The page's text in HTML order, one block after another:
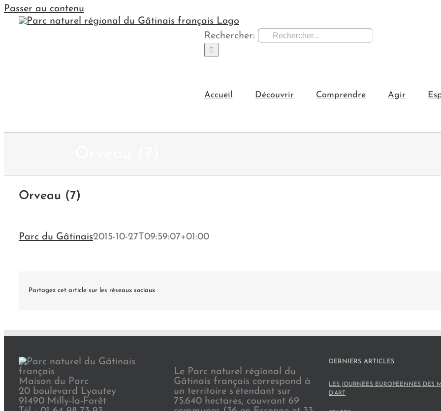
Passer au contenu
Rechercher:
Accueil Découvrir Comprendre Agir
Orveau (7)
Parc du Gâtinais2015-10-27T09:59:07+01:00
Partagez cet article sur les réseaux sociaux
Maison du Parc
20 boulevard Lyautey
91490 Milly-la-Forêt
Le Parc naturel régional du
Gâtinais français correspond à
un territoire s’étendant sur
75.640 hectares, couvrant 69
DERNIERS ARTICLES
LES JOURNÉES EUROPÉENNES DES
D’ART